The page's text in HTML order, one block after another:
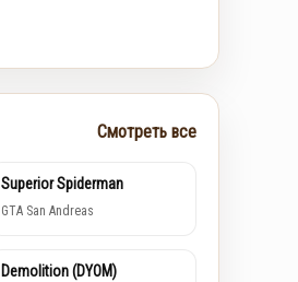
Смотреть все
Superior Spiderman
GTA San Andreas
Demolition (DYOM)